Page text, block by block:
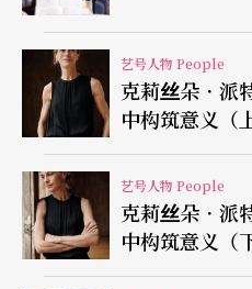
百分，没有很大差别。」
念曾就经常提醒他要经常
经常提出『为甚么需要艺
是一面倒的装饰品，但我
不过，胡恩威认为现代人
们有钱，有钱也可以有气
弱，没有细节。
艺号人物 People
克莉丝朵．派
中构筑意义（
艺号人物 People
克莉丝朵．派
中构筑意义（